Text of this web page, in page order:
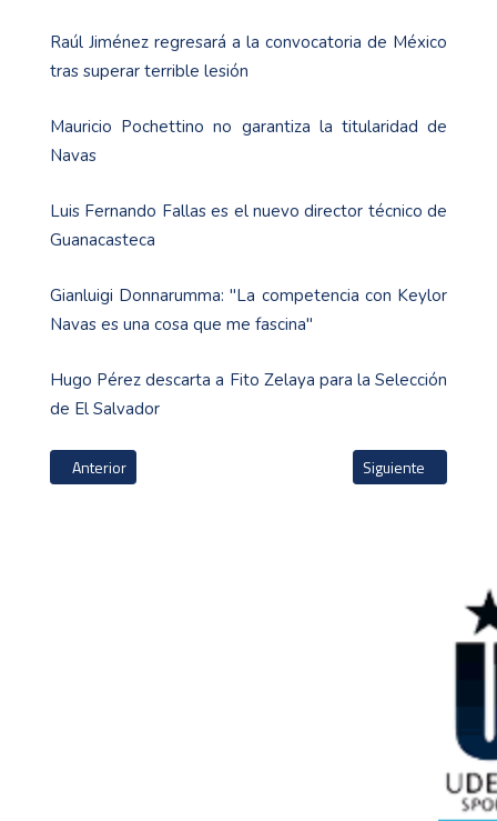
Raúl Jiménez regresará a la convocatoria de México
tras superar terrible lesión
Mauricio Pochettino no garantiza la titularidad de
Navas
Luis Fernando Fallas es el nuevo director técnico de
Guanacasteca
Gianluigi Donnarumma: "La competencia con Keylor
Navas es una cosa que me fascina"
Hugo Pérez descarta a Fito Zelaya para la Selección
de El Salvador
Artículo anterior: Falleció Enoc Hernández : la voz de Turrialba
Anterior Artículo siguiente:
Siguiente